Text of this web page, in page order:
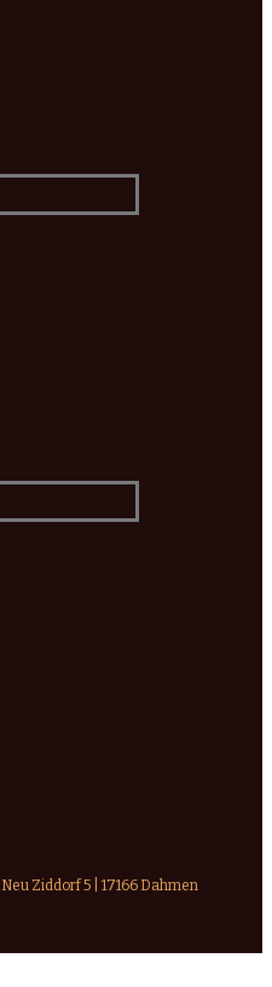
Ziddorf 5 | 17166 Dahmen